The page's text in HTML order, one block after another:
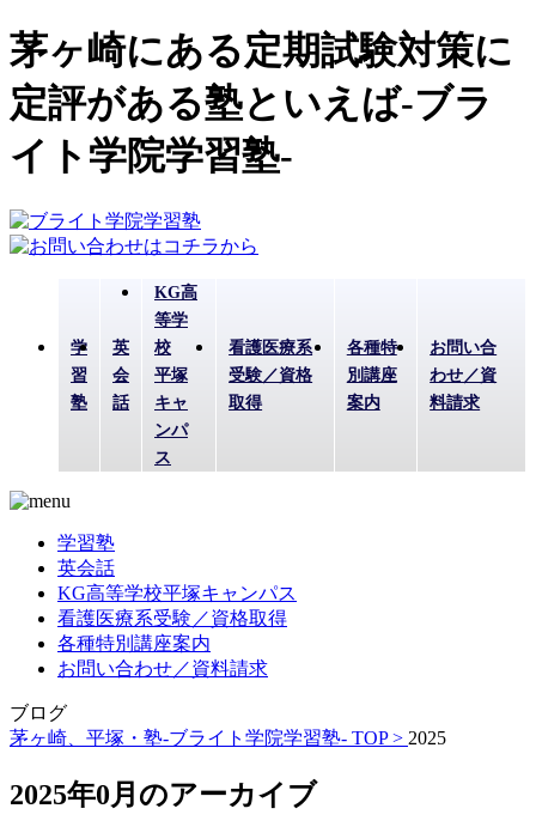
茅ヶ崎にある定期試験対策に
定評がある塾といえば-ブラ
イト学院学習塾-
学
習
塾
英
会
話
KG高
等学
校
平塚
キャ
ンパ
ス
看護医療系
受験／資格
取得
各種特
別講座
案内
お問い合
わせ／資
料請求
学習塾
英会話
KG高等学校平塚キャンパス
看護医療系受験／資格取得
各種特別講座案内
お問い合わせ／資料請求
ブログ
茅ヶ崎、平塚・塾-ブライト学院学習塾- TOP > 2025
2025年0月のアーカイブ